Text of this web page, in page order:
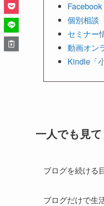
Facebook
個別相談
セミナー
動画オン
Kindle「
一人でも見
ブログを続ける
ブログだけで生